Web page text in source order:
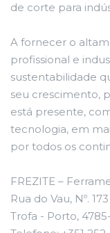
de corte para
A fornecer o
profissional e
sustentabilidade
seu crescimento,
está presente,
tecnologia, em
por todos os
FREZITE –
Rua do Vau, Nº.
Trofa - Porto,